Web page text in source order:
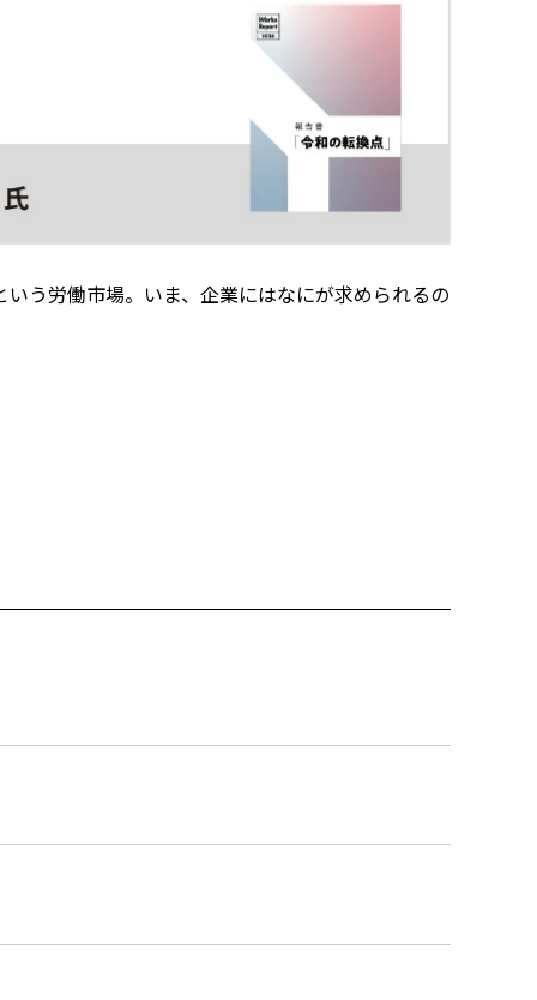
う労働市場。いま、企業にはなにが求められるの